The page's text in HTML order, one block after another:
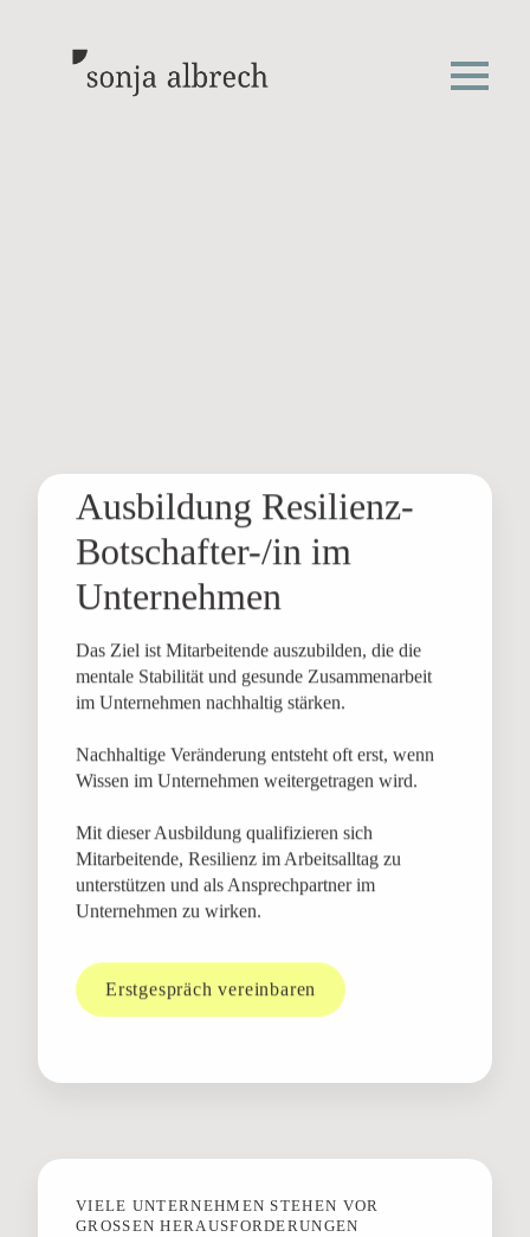
Ausbildung Resilienz-
Botschafter-/in im
Unternehmen
Das Ziel ist Mitarbeitende auszubilden, die die
mentale Stabilität und gesunde Zusammenarbeit
im Unternehmen nachhaltig stärken.
Nachhaltige Veränderung entsteht oft erst, wenn
Wissen im Unternehmen weitergetragen wird.
Mit dieser Ausbildung qualifizieren sich
Mitarbeitende, Resilienz im Arbeitsalltag zu
unterstützen und als Ansprechpartner im
Unternehmen zu wirken.
Erstgespräch vereinbaren
VIELE UNTERNEHMEN STEHEN VOR
GROSSEN HERAUSFORDERUNGEN